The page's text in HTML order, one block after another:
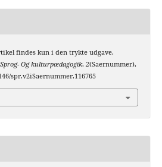
findes kun i den trykte udgave.
Og kulturpædagogik, 2(Saernummer),
spr.v2iSaernummer.116765